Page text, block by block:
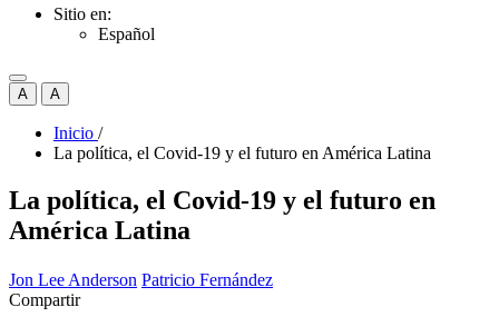
Sitio en:
Español
A A
Inicio /
La política, el Covid-19 y el futuro en América Latina
La política, el Covid-19 y el futuro en
América Latina
Jon Lee Anderson Patricio Fernández
Compartir